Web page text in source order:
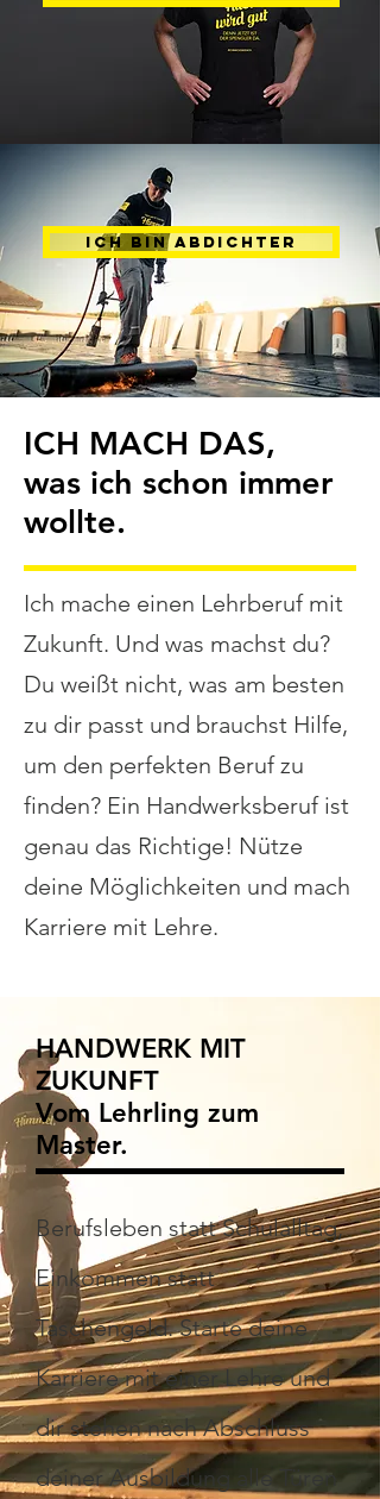
Ich bin Abdichter
ICH MACH DAS,
was ich schon immer
wollte.
Ich mache einen Lehrberuf mit
Zukunft. Und was machst du?
Du weißt nicht, was am besten
zu dir passt und brauchst Hilfe,
um den perfekten Beruf zu
finden? Ein Handwerksberuf ist
genau das Richtige! Nütze
deine Möglichkeiten und mach
Karriere mit Lehre.
HANDWERK MIT
ZUKUNFT
Vom Lehrling zum
Master.
Berufsleben statt Schulalltag,
Einkommen statt
Taschengeld. Starte deine
Karriere mit einer Lehre und
dir stehen nach Abschluss
deiner Ausbildung alle Türen